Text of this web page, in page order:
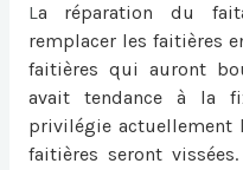
La réparation du
remplacer les faitières
faitières qui auront
avait tendance à la
privilégie actuellement
faitières seront